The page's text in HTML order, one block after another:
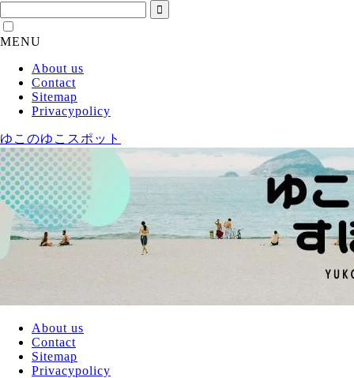
MENU
About us
Contact
Sitemap
Privacypolicy
ゆこのゆこスポット
About us
Contact
Sitemap
Privacypolicy